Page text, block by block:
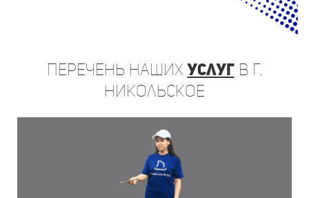
Перечень нашихуслугв г.
Никольское